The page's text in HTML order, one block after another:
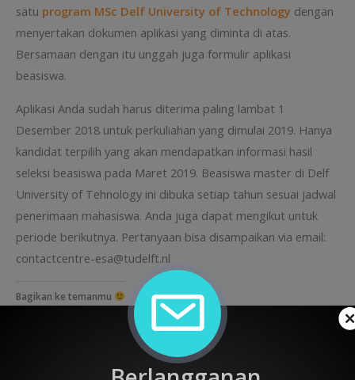
satu program MSc Delf University of Technology dengan
menyertakan dokumen aplikasi yang diminta di atas.
Bersamaan dengan itu unggah juga formulir aplikasi
beasiswa.
Aplikasi Anda sudah harus diterima paling lambat 1
Desember 2018 untuk perkuliahan yang dimulai 2019. Hanya
kandidat terpilih yang akan mendapatkan informasi hasil
seleksi beasiswa pada Maret 2019. Beasiswa master di Delf
University of Tehnology ini dibuka setiap tahun sesuai jadwal
penerimaan mahasiswa. Anda juga dapat mengikut untuk
periode berikutnya. Pertanyaan bisa disampaikan via email:
contactcentre-esa@tudelft.nl
Bagikan ke temanmu